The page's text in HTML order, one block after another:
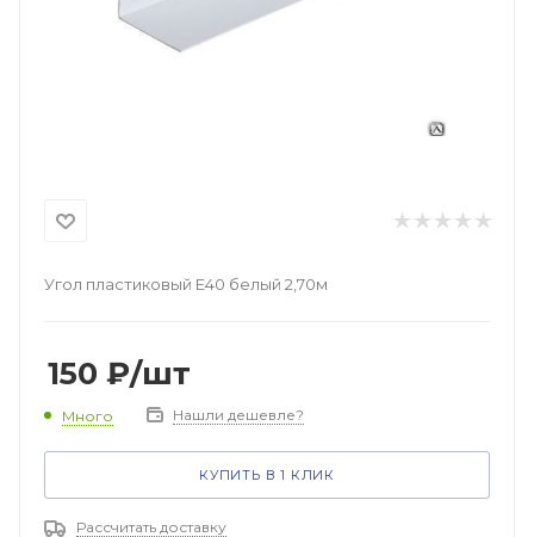
Угол пластиковый Е40 белый 2,70м
150 ₽/шт
Много Нашли дешевле?
КУПИТЬ В 1 КЛИК
Рассчитать доставку